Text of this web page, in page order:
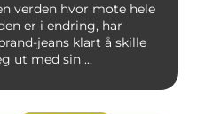
verden hvor mote hele
er i endring, har
jeans klart å skille
ut med sin ...